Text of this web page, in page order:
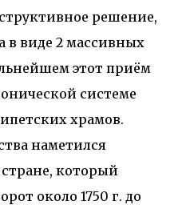
решение,
в виде 2 массивных
этот приём
системе
храмов.
наметился
который
около 1750 г. до